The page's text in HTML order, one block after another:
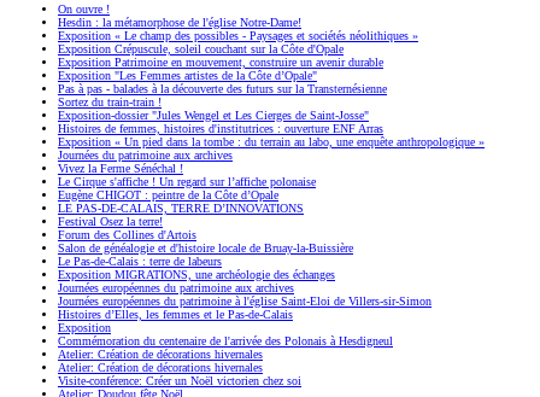
On ouvre !
Hesdin : la métamorphose de l'église Notre-Dame!
Exposition « Le champ des possibles - Paysages et sociétés néolithiques »
Exposition Crépuscule, soleil couchant sur la Côte d'Opale
Exposition Patrimoine en mouvement, construire un avenir durable
Exposition "Les Femmes artistes de la Côte d’Opale"
Pas à pas - balades à la découverte des futurs sur la Transternésienne
Sortez du train-train !
Exposition-dossier "Jules Wengel et Les Cierges de Saint-Josse"
Histoires de femmes, histoires d'institutrices : ouverture ENF Arras
Exposition « Un pied dans la tombe : du terrain au labo, une enquête anthropologique »
Journées du patrimoine aux archives
Vivez la Ferme Sénéchal !
Le Cirque s'affiche ! Un regard sur l’affiche polonaise
Eugène CHIGOT : peintre de la Côte d’Opale
LE PAS-DE-CALAIS, TERRE D’INNOVATIONS
Festival Osez la terre!
Forum des Collines d'Artois
Salon de généalogie et d'histoire locale de Bruay-la-Buissière
Le Pas-de-Calais : terre de labeurs
Exposition MIGRATIONS, une archéologie des échanges
Journées européennes du patrimoine aux archives
Journées européennes du patrimoine à l'église Saint-Eloi de Villers-sir-Simon
Histoires d’Elles, les femmes et le Pas-de-Calais
Exposition
Commémoration du centenaire de l'arrivée des Polonais à Hesdigneul
Atelier: Création de décorations hivernales
Atelier: Création de décorations hivernales
Visite-conférence: Créer un Noël victorien chez soi
Atelier: Doudou fête Noël